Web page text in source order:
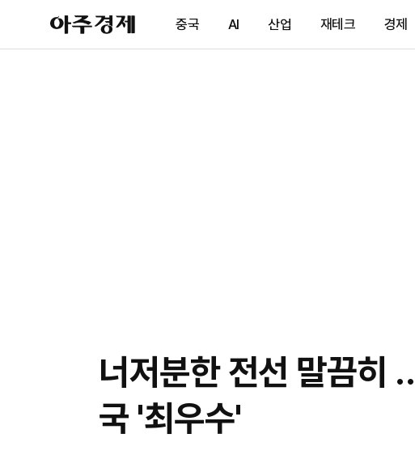
아
주
제
중국 AI 산업 재테크 경제
너저분한 전선 말끔히
국 '최우수'